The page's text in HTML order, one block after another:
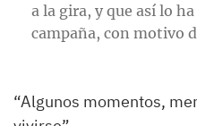
a la gira, y que así lo
campaña, con motivo
“Algunos momentos,